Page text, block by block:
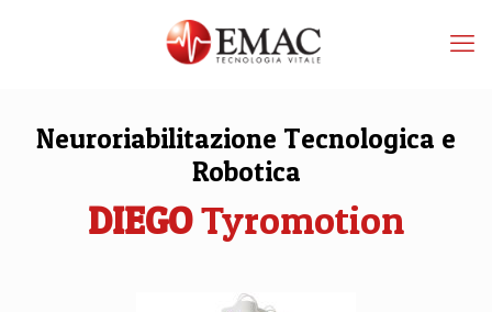
Neuroriabilitazione Tecnologica e
Robotica
DIEGOTyromotion